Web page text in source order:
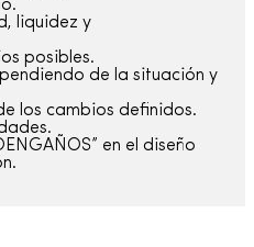
liquidez y
posibles.
de la situación y
los cambios definidos.
en el diseño